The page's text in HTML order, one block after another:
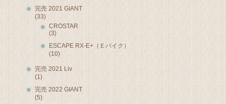
完売 2021 GIANT
(33)
CROSTAR
(3)
ESCAPE RX-E+（Ｅバイク）
(10)
完売 2021 Liv
(1)
完売 2022 GIANT
(5)